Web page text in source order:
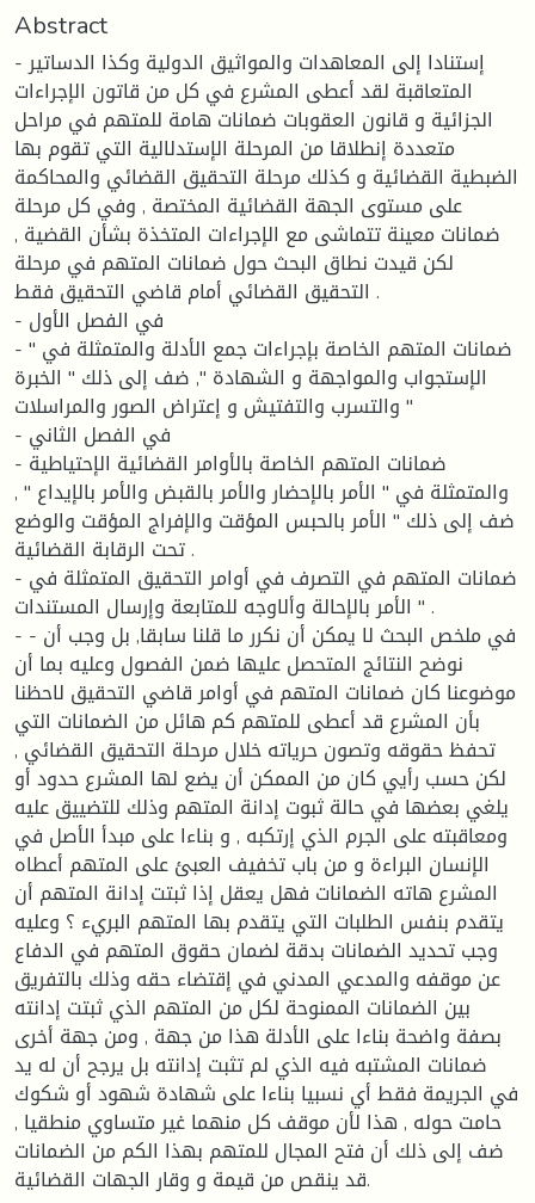
Abstract
- إستنادا إلى المعاهدات والمواثيق الدولية وكذا الدساتير
المتعاقبة لقد أعطى المشرع في كل من قاتون الإجراءات
الجزائية و قانون العقوبات ضمانات هامة للمتهم في مراحل
متعددة إنطلاقا من المرحلة الإستدلالية التي تقوم بها
الضبطية القضائية و كذلك مرحلة التحقيق القضائي والمحاكمة
على مستوى الجهة القضائية المختصة , وفي كل مرحلة
ضمانات معينة تتماشى مع الإجراءات المتخذة بشأن القضية ,
لكن قيدت نطاق البحث حول ضمانات المتهم في مرحلة
التحقيق القضائي أمام قاضي التحقيق فقط .
- في الفصل الأول
- ضمانات المتهم الخاصة بإجراءات جمع الأدلة والمتمثلة في "
الإستجواب والمواجهة و الشهادة ", ضف إلى ذلك " الخبرة
والتسرب والتفتيش و إعتراض الصور والمراسلات "
- في الفصل الثاني
- ضمانات المتهم الخاصة بالأوامر القضائية الإحتياطية
والمتمثلة في " الأمر بالإحضار والأمر بالقبض والأمر بالإيداع " ,
ضف إلى ذلك " الأمر بالحبس المؤقت والإفراج المؤقت والوضع
تحت الرقابة القضائية .
- ضمانات المتهم في التصرف في أوامر التحقيق المتمثلة في
" الأمر بالإحالة وألاوجه للمتابعة وإرسال المستندات .
- - في ملخص البحث لا يمكن أن نكرر ما قلنا سابقا, بل وجب أن
نوضح النتائج المتحصل عليها ضمن الفصول وعليه بما أن
موضوعنا كان ضمانات المتهم في أوامر قاضي التحقيق لاحظنا
بأن المشرع قد أعطى للمتهم كم هائل من الضمانات التي
تحفظ حقوقه وتصون حرياته خلال مرحلة التحقيق القضائي ,
لكن حسب رأيي كان من الممكن أن يضع لها المشرع حدود أو
يلغي بعضها في حالة ثبوت إدانة المتهم وذلك للتضييق عليه
ومعاقبته على الجرم الذي إرتكبه , و بناءا على مبدأ الأصل في
الإنسان البراءة و من باب تخفيف العبئ على المتهم أعطاه
المشرع هاته الضمانات فهل يعقل إذا ثبتت إدانة المتهم أن
يتقدم بنفس الطلبات التي يتقدم بها المتهم البريء ؟ وعليه
وجب تحديد الضمانات بدقة لضمان حقوق المتهم في الدفاع
عن موقفه والمدعي المدني في إقتضاء حقه وذلك بالتفريق
بين الضمانات الممنوحة لكل من المتهم الذي ثبتت إدانته
بصفة واضحة بناءا على الأدلة هذا من جهة , ومن جهة أخرى
ضمانات المشتبه فيه الذي لم تثبت إدانته بل يرجح أن له يد
في الجريمة فقط أي نسبيا بناءا على شهادة شهود أو شكوك
حامت حوله , هذا لأن موقف كل منهما غير متساوي منطقيا ,
ضف إلى ذلك أن فتح المجال للمتهم بهذا الكم من الضمانات
قد ينقص من قيمة و وقار الجهات القضائية.